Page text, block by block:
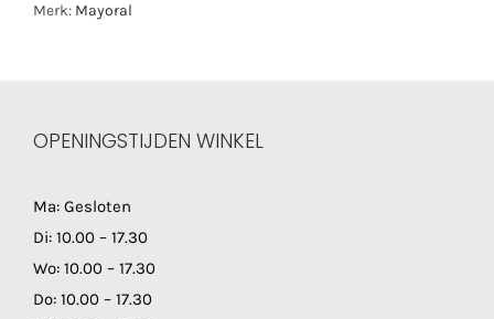
Merk: Mayoral
OPENINGSTIJDEN WINKEL
Ma: Gesloten
Di: 10.00 – 17.30
Wo: 10.00 – 17.30
Do: 10.00 – 17.30